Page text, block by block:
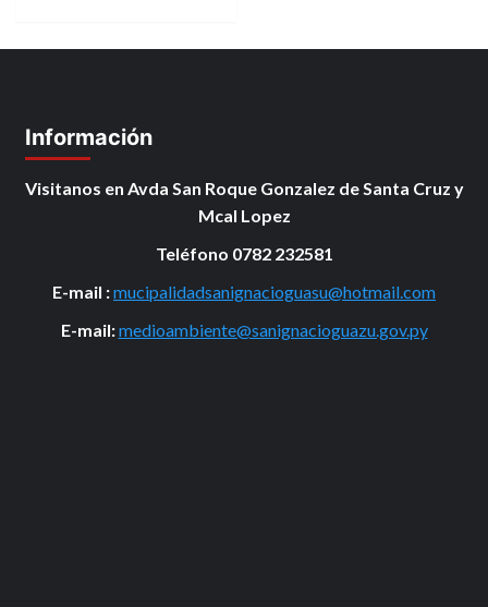
Información
Visitanos en Avda San Roque Gonzalez de Santa Cruz y
Mcal Lopez
Teléfono 0782 232581
E-mail :mucipalidadsanignacioguasu@hotmail.com
E-mail:medioambiente@sanignacioguazu.gov.py